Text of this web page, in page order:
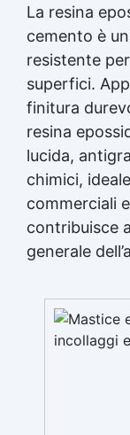
La resina
cemento è
resistente
superfici.
finitura
resina
lucida,
chimici,
commerciali
contribuisce
generale